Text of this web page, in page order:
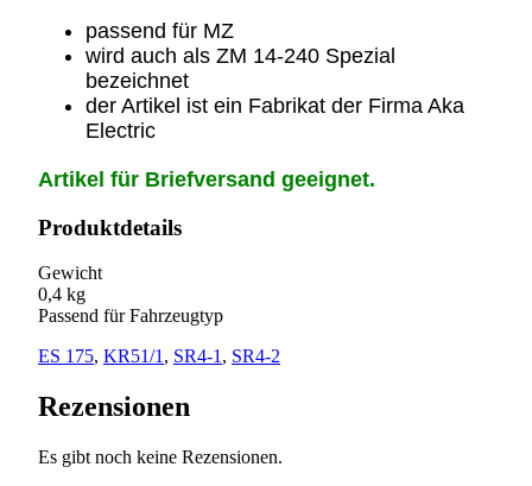
passend für MZ
wird auch als ZM 14-240 Spezial
bezeichnet
der Artikel ist ein Fabrikat der Firma Aka
Electric
Artikel für Briefversand geeignet.
Produktdetails
Gewicht
0,4 kg
Passend für Fahrzeugtyp
ES 175, KR51/1 , SR4-1 , SR4-2
Rezensionen
Es gibt noch keine Rezensionen.